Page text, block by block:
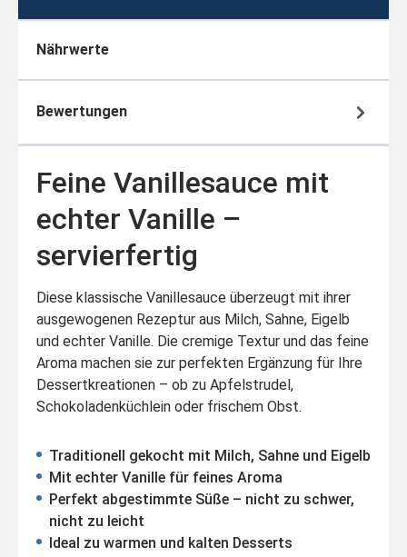
Nährwerte
Bewertungen
Feine Vanillesauce mit
echter Vanille –
servierfertig
Diese klassische Vanillesauce überzeugt mit ihrer
ausgewogenen Rezeptur aus Milch, Sahne, Eigelb
und echter Vanille. Die cremige Textur und das feine
Aroma machen sie zur perfekten Ergänzung für Ihre
Dessertkreationen – ob zu Apfelstrudel,
Schokoladenküchlein oder frischem Obst.
Traditionell gekocht mit Milch, Sahne und Eigelb
Mit echter Vanille für feines Aroma
Perfekt abgestimmte Süße – nicht zu schwer,
nicht zu leicht
Ideal zu warmen und kalten Desserts